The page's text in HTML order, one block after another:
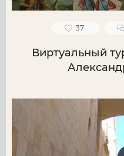
37
Виртуальный